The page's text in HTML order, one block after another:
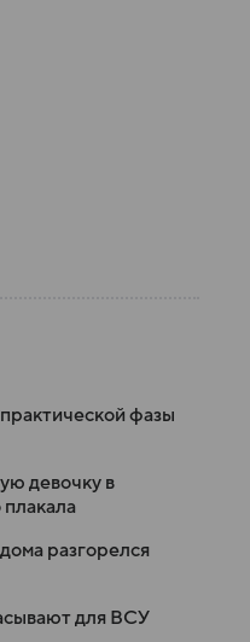
фазы
девочку в
плакала
разгорелся
для ВСУ